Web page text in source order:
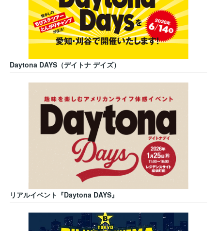
Daytona DAYS（デイトナ デイズ）
リアルイベント『Daytona DAYS』